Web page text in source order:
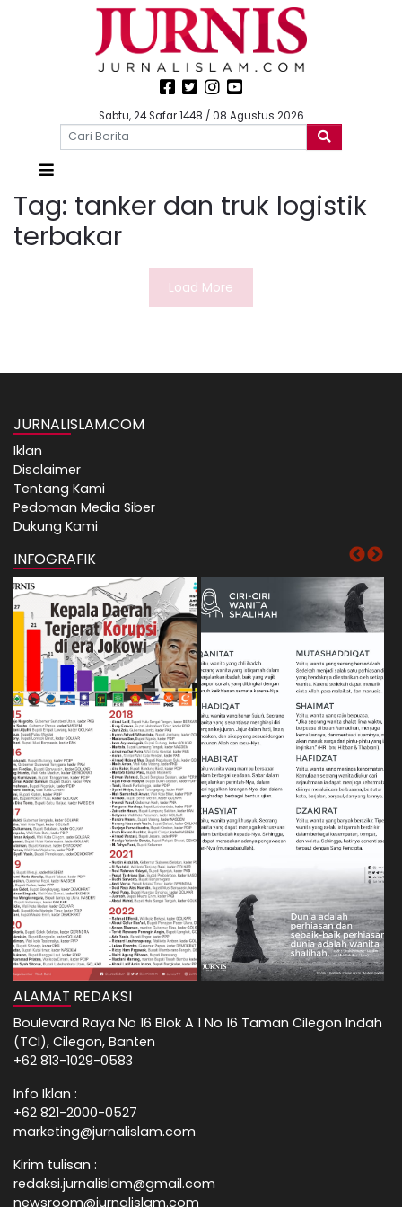
Sabtu, 24 Safar 1448 / 08 Agustus 2026
Tag: tanker dan truk logistik
terbakar
Load More
JURNALISLAM.COM
Iklan
Disclaimer
Tentang Kami
Pedoman Media Siber
Dukung Kami
INFOGRAFIK
ALAMAT REDAKSI
Boulevard Raya No 16 Blok A 1 No 16 Taman Cilegon Indah
(TCI), Cilegon, Banten
+62 813-1029-0583
Info Iklan :
+62 821-2000-0527
marketing@jurnalislam.com
Kirim tulisan :
redaksi.jurnalislam@gmail.com
newsroom@jurnalislam.com